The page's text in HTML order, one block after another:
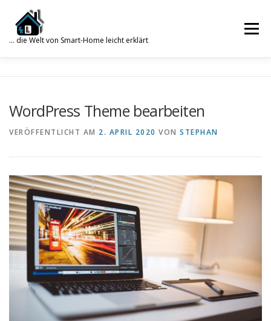
Inhalt
springen
… die Welt von Smart-Home leicht erklärt
Menü
ÜBER MICH KONTAKT
WordPress Theme bearbeiten
VERÖFFENTLICHT AM 2. APRIL 2020 VON STEPHAN